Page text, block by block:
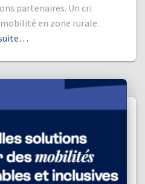
partenaires. Un cri
mobilité en zone rurale.